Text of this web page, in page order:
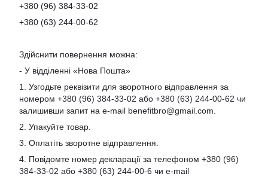
+380 (96) 384-33-02
+380 (63) 244-00-62
Здійснити повернення можна:
- У відділенні «Нова Пошта»
1. Узгодьте реквізити для зворотного відправлення за
номером +380 (96) 384-33-02 або +380 (63) 244-00-62 чи
залишивши запит на e-mail benefitbro@gmail.com.
2. Упакуйте товар.
3. Оплатіть зворотне відправлення.
4. Повідомте номер декларації за телефоном +380 (96)
384-33-02 або +380 (63) 244-00-6 чи e-mail